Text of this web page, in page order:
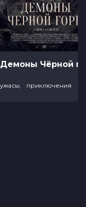
ужасы, приключения